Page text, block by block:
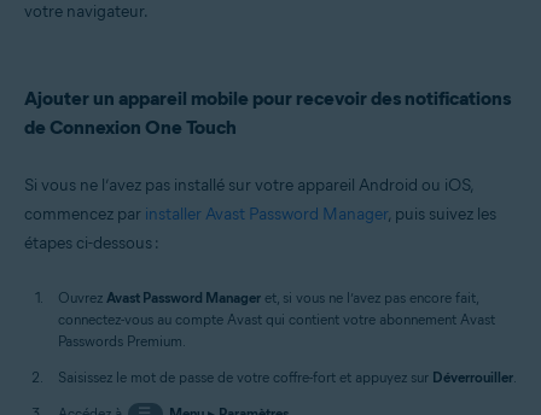
votre navigateur.
Ajouter un appareil mobile pour recevoir des notifications
de Connexion One Touch
Si vous ne l’avez pas installé sur votre appareil Android ou iOS,
commencez par installer Avast Password Manager, puis suivez les
étapes ci-dessous :
Ouvrez Avast Password Manager et, si vous ne l’avez pas encore fait,
connectez-vous au compte Avast qui contient votre abonnement Avast
Passwords Premium.
Saisissez le mot de passe de votre coffre-fort et appuyez sur Déverrouiller.